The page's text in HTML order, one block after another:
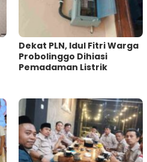
Dekat PLN, Idul Fitri Warga
Probolinggo Dihiasi
Pemadaman Listrik